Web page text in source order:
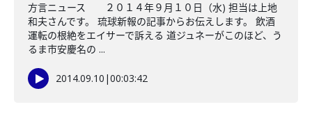
方言ニュース ２０１４年９月１０日（水) 担当は上地
和夫さんです。 琉球新報の記事からお伝えします。 飲酒
運転の根絶をエイサーで訴える 道ジュネーがこのほど、う
るま市安慶名の ...
2014.09.10 |00:03:42